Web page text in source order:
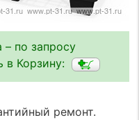
– по запросу
в Корзину:
ремонт.